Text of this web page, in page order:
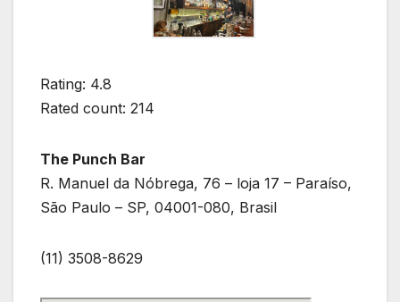
Rating: 4.8
Rated count: 214
The Punch Bar
R. Manuel da Nóbrega, 76 – loja 17 – Paraíso,
São Paulo – SP, 04001-080, Brasil
(11) 3508-8629